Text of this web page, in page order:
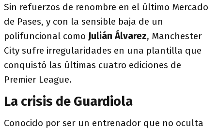
Sin refuerzos de renombre en el último Mercado
de Pases, y con la sensible baja de un
polifuncional como Julián Álvarez, Manchester
City sufre irregularidades en una plantilla que
conquistó las últimas cuatro ediciones de
Premier League.
La crisis de Guardiola
Conocido por ser un entrenador que no oculta